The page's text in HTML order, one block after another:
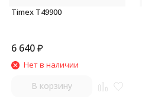
Timex T49900
6 640₽
Нет в наличии
В корзину